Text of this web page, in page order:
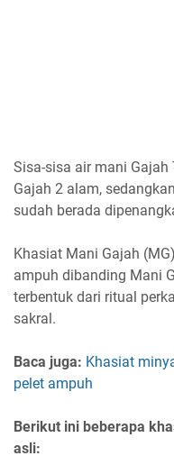
Sisa-sisa air mani
Gajah 2 alam,
sudah berada
Khasiat Mani Gajah
ampuh dibanding Mani
terbentuk dari ritual
sakral.
Baca juga: Khasiat
pelet ampuh
Berikut ini beberapa
asli: